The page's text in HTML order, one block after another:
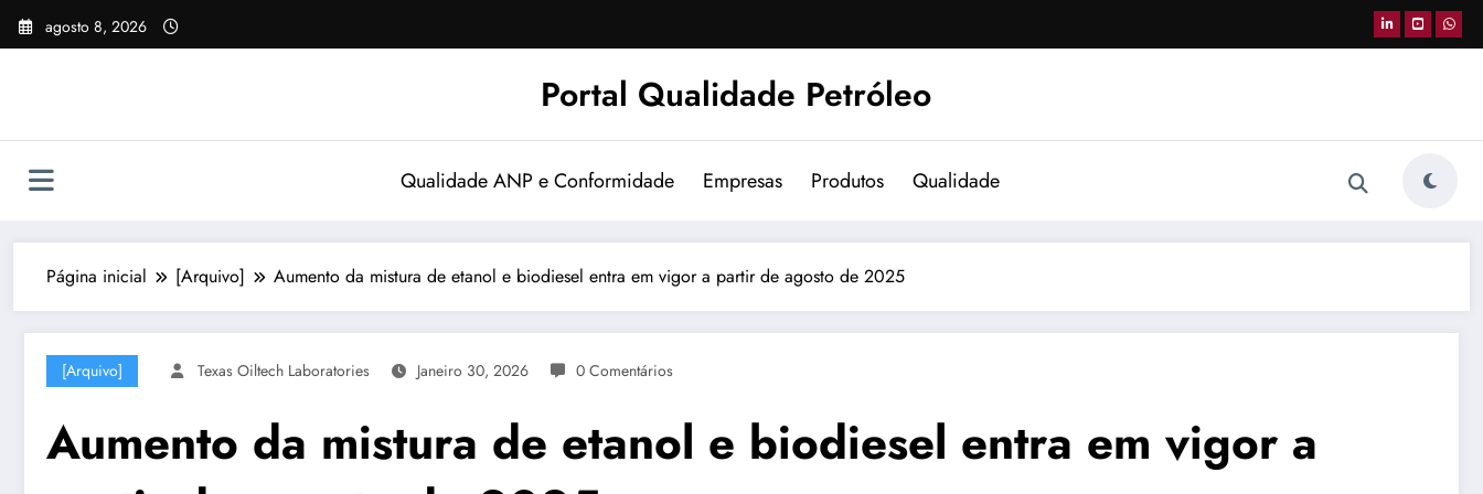
Pular
para
agosto 8, 2026
Portal Qualidade Petróleo
Qualidade ANP e Conformidade Empresas Produtos Qualidade
Página inicial [Arquivo] Aumento da mistura de etanol e biodiesel entra em vigor a partir de agosto de 2025
[Arquivo] Texas Oiltech Laboratories Janeiro 30, 2026 0 Comentários
Aumento da mistura de etanol e biodiesel entra em vigor a